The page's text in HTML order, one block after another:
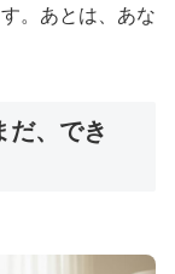
。あとは、あな
だ、でき